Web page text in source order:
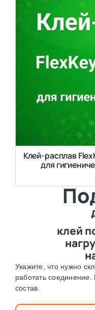
Клей-расплав
для
клей
Укажите, что нужно
работать
состав.